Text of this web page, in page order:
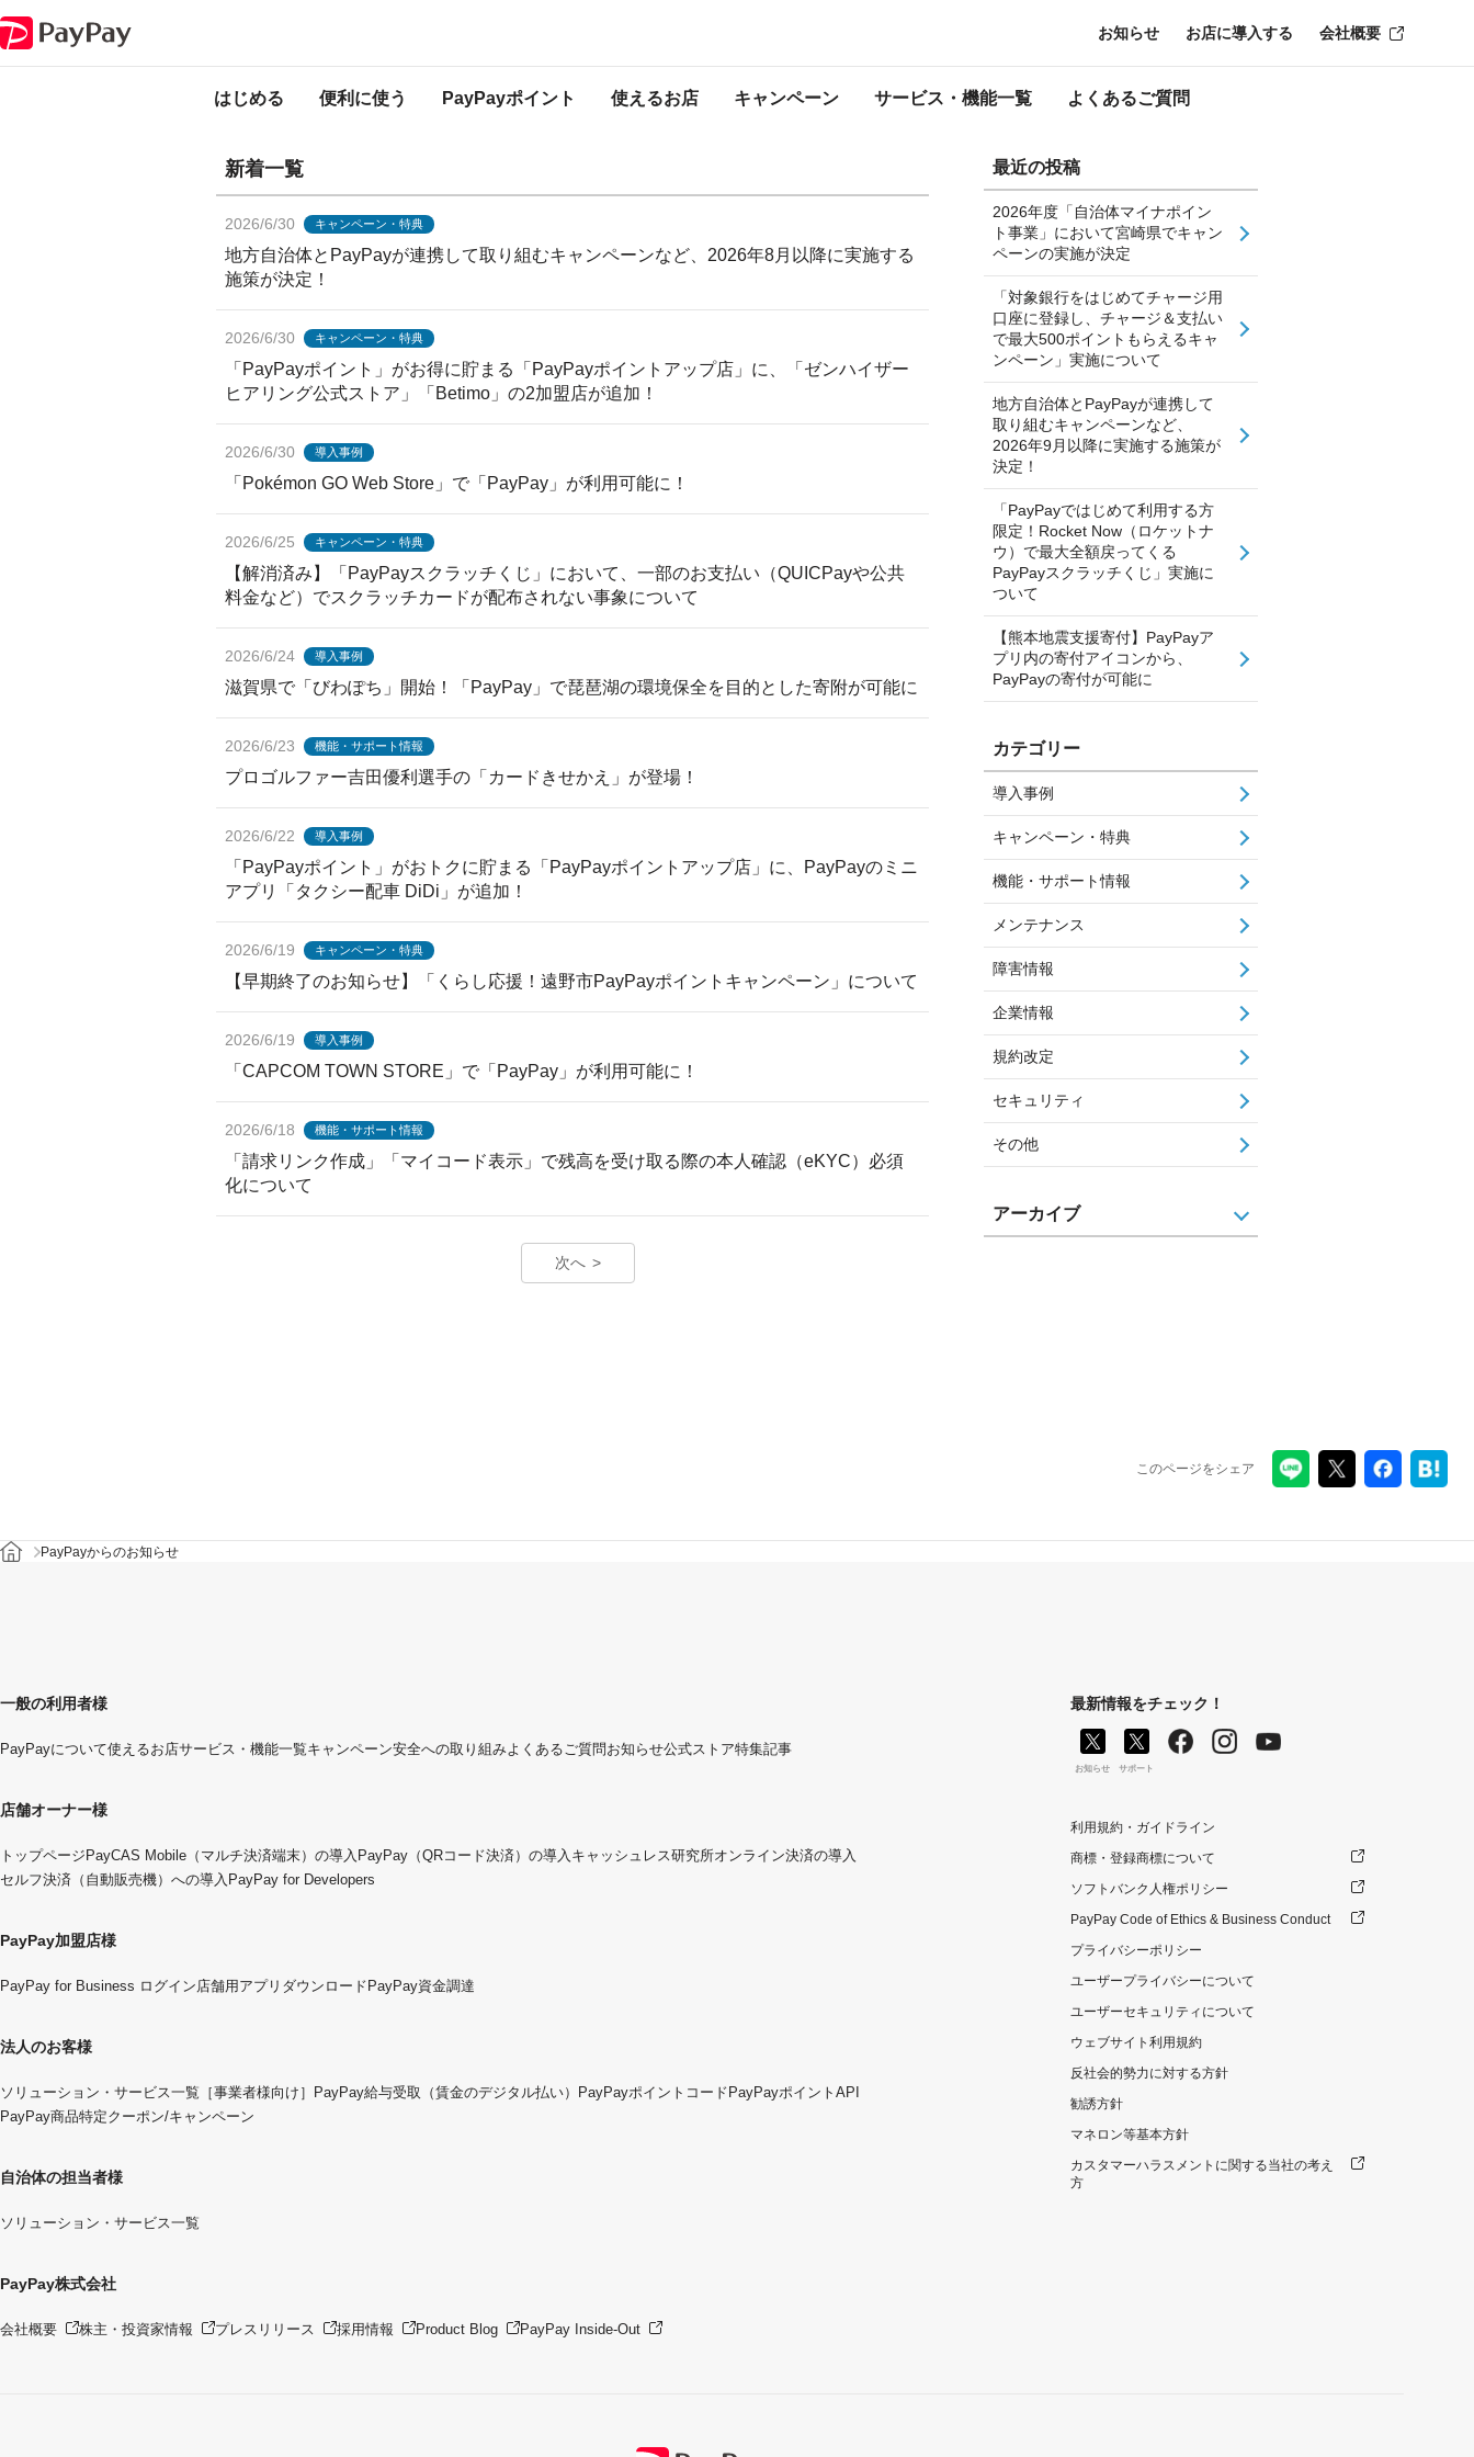
はじめる 便利に使う PayPayポイント 使えるお店 キャンペーン サービス・機能一覧 よくあるご質問
お知らせ お店に導入する 会社概要
PayPayからのお知らせ プレスリリース
新着一覧
2026/6/30 キャンペーン・特典
地方自治体とPayPayが連携して取り組むキャンペーンなど、2026年8月以降に実施する
施策が決定！
2026/6/30 キャンペーン・特典
「PayPayポイント」がお得に貯まる「PayPayポイントアップ店」に、「ゼンハイザー
ヒアリング公式ストア」「Betimo」の2加盟店が追加！
2026/6/30 導入事例
「Pokémon GO Web Store」で「PayPay」が利用可能に！
2026/6/25 キャンペーン・特典
【解消済み】「PayPayスクラッチくじ」において、一部のお支払い（QUICPayや公共
料金など）でスクラッチカードが配布されない事象について
2026/6/24 導入事例
滋賀県で「びわぽち」開始！「PayPay」で琵琶湖の環境保全を目的とした寄附が可能に
2026/6/23 機能・サポート情報
プロゴルファー吉田優利選手の「カードきせかえ」が登場！
2026/6/22 導入事例
「PayPayポイント」がおトクに貯まる「PayPayポイントアップ店」に、PayPayのミニ
アプリ「タクシー配車 DiDi」が追加！
2026/6/19 キャンペーン・特典
【早期終了のお知らせ】「くらし応援！遠野市PayPayポイントキャンペーン」について
2026/6/19 導入事例
「CAPCOM TOWN STORE」で「PayPay」が利用可能に！
2026/6/18 機能・サポート情報
「請求リンク作成」「マイコード表示」で残高を受け取る際の本人確認（eKYC）必須
化について
次へ
最近の投稿
2026年度「自治体マイナポイン
ト事業」において宮崎県でキャン
ペーンの実施が決定
「対象銀行をはじめてチャージ用
口座に登録し、チャージ＆支払い
で最大500ポイントもらえるキャ
ンペーン」実施について
地方自治体とPayPayが連携して
取り組むキャンペーンなど、
2026年9月以降に実施する施策が
決定！
「PayPayではじめて利用する方
限定！Rocket Now（ロケットナ
ウ）で最大全額戻ってくる
PayPayスクラッチくじ」実施に
ついて
【熊本地震支援寄付】PayPayア
プリ内の寄付アイコンから、
PayPayの寄付が可能に
カテゴリー
導入事例
キャンペーン・特典
機能・サポート情報
メンテナンス
障害情報
企業情報
規約改定
セキュリティ
その他
アーカイブ
このページをシェア
PayPayからのお知らせ
一般の利用者様
PayPayについて使えるお店サービス・機能一覧キャンペーン安全への取り組みよくあるご質問お知らせ公式ストア特集記事
店舗オーナー様
トップページ PayCAS Mobile（マルチ決済端末）の導入 PayPay（QRコード決済）の導入 キャッシュレス研究所オンライン決済の導入
セルフ決済（自動販売機）への導入 PayPay for Developers
PayPay加盟店様
PayPay for Business ログイン店舗用アプリダウンロード PayPay資金調達
法人のお客様
ソリューション・サービス一覧 ［事業者様向け］PayPay給与受取（賃金のデジタル払い） PayPayポイントコード PayPayポイントAPI
PayPay商品特定クーポン/キャンペーン
自治体の担当者様
ソリューション・サービス一覧
PayPay株式会社
会社概要 株主・投資家情報 プレスリリース 採用情報 Product Blog PayPay Inside-Out
最新情報をチェック！
お知らせ サポート
利用規約・ガイドライン
商標・登録商標について
ソフトバンク人権ポリシー
PayPay Code of Ethics & Business Conduct
プライバシーポリシー
ユーザープライバシーについて
ユーザーセキュリティについて
ウェブサイト利用規約
反社会的勢力に対する方針
勧誘方針
マネロン等基本方針
カスタマーハラスメントに関する当社の考え
方